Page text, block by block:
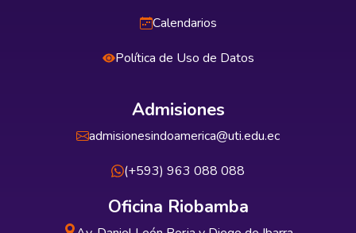
Calendarios
Política de Uso de Datos
Admisiones
admisionesindoamerica@uti.edu.ec
(+593) 963 088 088
Oficina Riobamba